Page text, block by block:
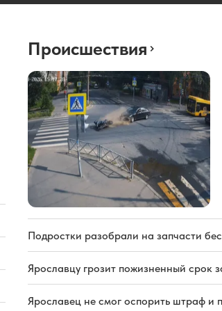
Происшествия
Подростки разобрали на запчасти
Ярославцу грозит пожизненный срок
Ярославец не смог оспорить штраф и